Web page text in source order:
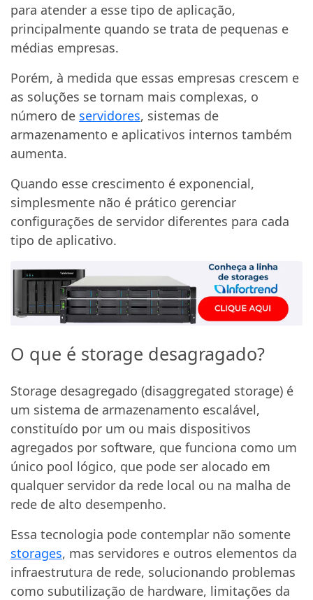
para atender a esse tipo de aplicação,
principalmente quando se trata de pequenas e
médias empresas.
Porém, à medida que essas empresas crescem e
as soluções se tornam mais complexas, o
número de servidores, sistemas de
armazenamento e aplicativos internos também
aumenta.
Quando esse crescimento é exponencial,
simplesmente não é prático gerenciar
configurações de servidor diferentes para cada
tipo de aplicativo.
O que é storage desagragado?
Storage desagregado (disaggregated storage) é
um sistema de armazenamento escalável,
constituído por um ou mais dispositivos
agregados por software, que funciona como um
único pool lógico, que pode ser alocado em
qualquer servidor da rede local ou na malha de
rede de alto desempenho.
Essa tecnologia pode contemplar não somente
storages, mas servidores e outros elementos da
infraestrutura de rede, solucionando problemas
como subutilização de hardware, limitações da